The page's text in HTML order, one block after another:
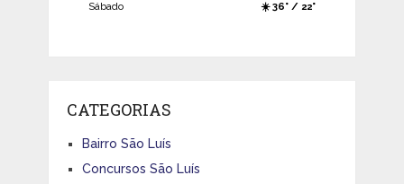
Sábado
☀️ 36° / 22°
CATEGORIAS
Bairro São Luís
Concursos São Luís